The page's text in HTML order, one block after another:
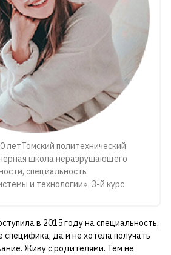
летТомский политехнический
школа неразрушающего
специальность
и технологии», 3-й курс
в 2015 году на специальность,
специфика, да и не хотела получать
Живу с родителями. Тем не